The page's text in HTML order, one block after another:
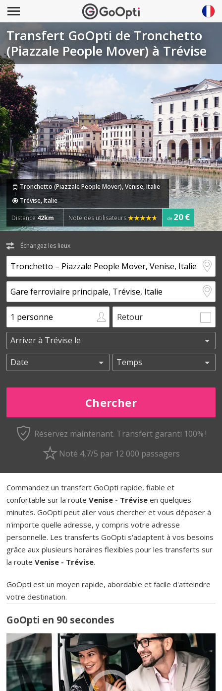
Transfert GoOpti de Tronchetto
(Piazzale People Mover) à Trévise
Tronchetto (Piazzale People Mover), Venise, Italie
Trévise, Italie
Distance42km Note des utilisateurs de 20 €
Échangez les lieux
Retour
Réservez maintenant. Transfert garanti 100% !
Noté 4,7/5 par 12 000 passagers
Commandez un transfert GoOpti rapide, fiable et
confortable sur la routeVenise - Trévise en quelques
minutes. GoOpti peut aller vous chercher et vous déposer à
n'importe quelle adresse, y compris votre adresse
personnelle. Les transferts GoOpti s'adaptent à vos besoins
grâce aux plusieurs horaires flexibles pour les transferts sur
la routeVenise - Trévise.
GoOpti est un moyen rapide, abordable et facile d'atteindre
votre destination.
GoOpti en 90 secondes